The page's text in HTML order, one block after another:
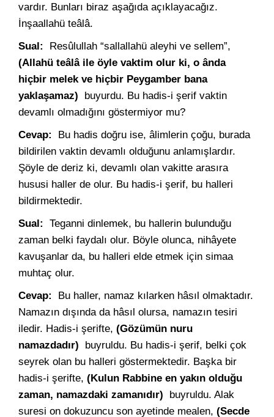
vardır. Bunları biraz aşağıda açıklayacağız.
İnşaallahü teâlâ.
Sual: Resûlullah “sallallahü aleyhi ve sellem”,
(Allahü teâlâ ile öyle vaktim olur ki, o ânda
hiçbir melek ve hiçbir Peygamber bana
yaklaşamaz) buyurdu. Bu hadis-i şerif vaktin
devamlı olmadığını göstermiyor mu?
Cevap: Bu hadis doğru ise, âlimlerin çoğu, burada
bildirilen vaktin devamlı olduğunu anlamışlardır.
Şöyle de deriz ki, devamlı olan vakitte arasıra
hususi haller de olur. Bu hadis-i şerif, bu halleri
bildirmektedir.
Sual: Teganni dinlemek, bu hallerin bulunduğu
zaman belki faydalı olur. Böyle olunca, nihâyete
kavuşanlar da, bu halleri elde etmek için simaa
muhtaç olur.
Cevap: Bu haller, namaz kılarken hâsıl olmaktadır.
Namazın dışında da hâsıl olursa, namazın tesiri
iledir. Hadis-i şerifte, (Gözümün nuru
namazdadır) buyruldu. Bu hadis-i şerif, belki çok
seyrek olan bu halleri göstermektedir. Başka bir
hadis-i şerifte, (Kulun Rabbine en yakın olduğu
zaman, namazdaki zamanıdır) buyruldu. Alak
suresi on dokuzuncu son ayetinde mealen, (Secde